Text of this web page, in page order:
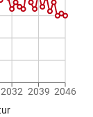
2032 2039 2046